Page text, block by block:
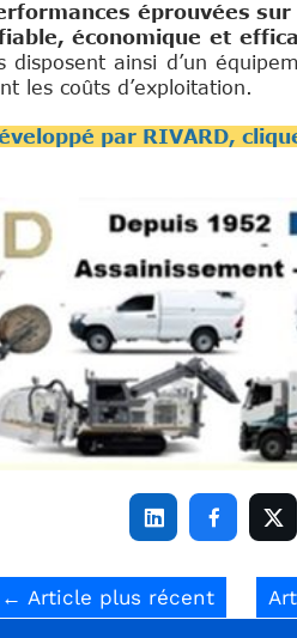
éprouvées
économique et
disposent ainsi d’un
les coûts d’exploitation.
par RIVARD,
  
← Article plus récent